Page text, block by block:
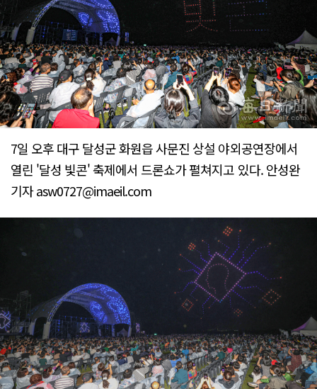
7일 오후 대구 달성군 화원읍 사문진 상설 야외공연장에서
열린 '달성 빛콘' 축제에서 드론쇼가 펼쳐지고 있다. 안성완
기자 asw0727@imaeil.com